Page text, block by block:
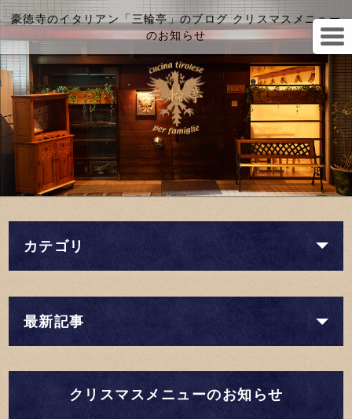
豪徳寺のイタリアン「三輪亭」のブログ クリスマスメニュー
のお知らせ
カテゴリ
最新記事
クリスマスメニューのお知らせ